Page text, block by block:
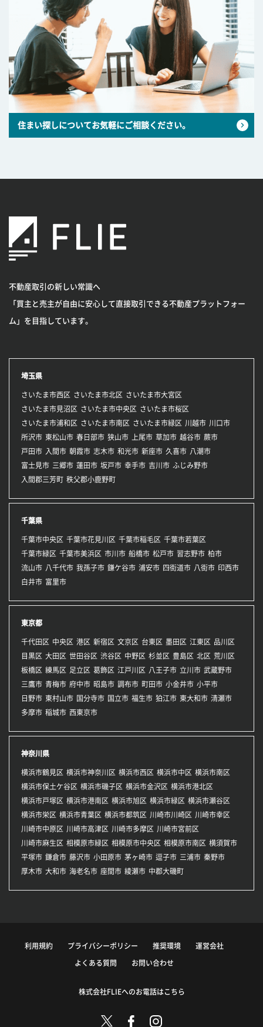
住まい探しについてお気軽にご相談ください。
不動産取引の新しい常識へ
「買主と売主が自由に安心して直接取引できる不動産プラットフォー
ム」を目指しています。
埼玉県
さいたま市西区 さいたま市北区
さいたま市大宮区
さいたま市見沼区
さいたま市中央区
さいたま市桜区
さいたま市浦和区
さいたま市南区 さいたま市緑区 川越市 川口市
所沢市 東松山市 春日部市 狭山市 上尾市 草加市 越谷市 蕨市
戸田市 入間市 朝霞市 志木市 和光市 新座市 久喜市 八潮市
富士見市 三郷市 蓮田市 坂戸市 幸手市 吉川市 ふじみ野市
入間郡三芳町 秩父郡小鹿野町
千葉県
千葉市中央区 千葉市花見川区 千葉市稲毛区 千葉市若葉区
千葉市緑区 千葉市美浜区 市川市 船橋市 松戸市 習志野市 柏市
流山市 八千代市 我孫子市 鎌ケ谷市 浦安市 四街道市 八街市 印西市
白井市 富里市
東京都
千代田区 中央区 港区 新宿区 文京区 台東区 墨田区 江東区 品川区
目黒区 大田区 世田谷区 渋谷区 中野区 杉並区 豊島区 北区 荒川区
板橋区 練馬区 足立区 葛飾区 江戸川区 八王子市 立川市 武蔵野市
三鷹市 青梅市 府中市 昭島市 調布市 町田市 小金井市 小平市
日野市 東村山市 国分寺市 国立市 福生市 狛江市 東大和市 清瀬市
多摩市 稲城市 西東京市
神奈川県
横浜市鶴見区 横浜市神奈川区 横浜市西区 横浜市中区 横浜市南区
横浜市保土ケ谷区 横浜市磯子区 横浜市金沢区 横浜市港北区
横浜市戸塚区 横浜市港南区 横浜市旭区 横浜市緑区 横浜市瀬谷区
横浜市栄区 横浜市青葉区 横浜市都筑区 川崎市川崎区 川崎市幸区
川崎市中原区 川崎市高津区 川崎市多摩区 川崎市宮前区
川崎市麻生区 相模原市緑区 相模原市中央区 相模原市南区 横須賀市
平塚市 鎌倉市 藤沢市 小田原市 茅ヶ崎市 逗子市 三浦市 秦野市
厚木市 大和市 海老名市 座間市 綾瀬市 中郡大磯町
利用規約 プライバシーポリシー 推奨環境 運営会社
よくある質問 お問い合わせ
株式会社FLIEへのお電話はこちら